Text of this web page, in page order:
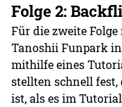
Folge 2:
Für die zweite
Tanoshii Funpark
mithilfe eines
stellten schnell fest,
ist, als es im